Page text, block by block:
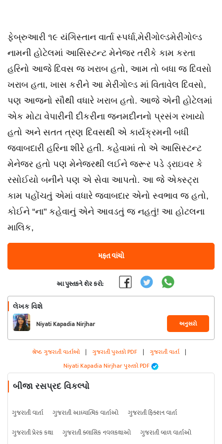
ફેબ્રુઆરી ૧૯ યંગિસ્તાન વાર્તા સ્પર્ધા,મેરીગોલ્ડમેરીગોલ્ડ
નામની હોટેલમાં આસિસ્ટન્ટ મેનેજર તરીકે કામ કરતા
હરિનો આજે દિવસ જ ખરાબ હતો, આમ તો બધા જ દિવસો
ખરાબ હતા, ખાસ કરીને આ મેરીગોલ્ડ માં વિતાવેલ દિવસો,
પણ આજનો સૌથી વધારે ખરાબ હતો. આજે એની હોટેલમાં
એક મોટા વેપારીની દીકરીના જનમદીનનો પ્રસંગ રખાયો
હતો અને સતત ત્રણ દિવસથી એ કાર્યક્રમની બધી
જવાબદારી હરિના શીરે હતી. કહેવામાં તો એ આસિસ્ટન્ટ
મેનેજર હતો પણ મેનેજરથી લઈને જરૂર પડે ડ્રાઇવર કે
રસોઈયો બનીને પણ એ સેવા આપતો. આ જે એક્સ્ટ્રા
કામ પહોંચતું એમાં વધારે જવાબદાર એનો સ્વભાવ જ હતો,
કોઈને “ના" કહેવાનું એને આવડતું જ નહતું! આ હોટલના
માલિક,
મફત વાંચો
આ પુસ્તકને શેર કરો:
લેખક વિશે
Niyati Kapadia Nirjhar અનુસરો
શ્રેષ્ઠ ગુજરાતી વાર્તાઓ | ગુજરાતી પુસ્તકો PDF | ગુજરાતી વાર્તા |
Niyati Kapadia Nirjhar પુસ્તકો PDF
બીજા રસપ્રદ વિકલ્પો
ગુજરાતી વાર્તા ગુજરાતી આધ્યાત્મિક વાર્તાઓ
ગુજરાતી ફિક્શન વાર્તા
ગુજરાતી પ્રેરક કથા
ગુજરાતી ક્લાસિક નવલકથાઓ ગુજરાતી બાળ વાર્તાઓ